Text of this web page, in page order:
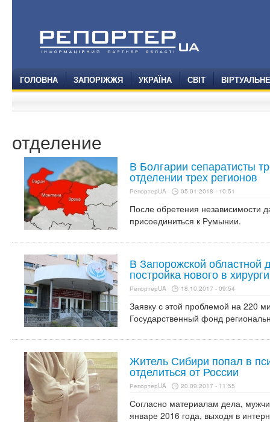
ГОЛОВНА ЗАПОРІЖЖЯ УКРАЇНА СВІТ
отделение
В Болгарии сепаратисты
отделении трех регионов
РепортерUA 05.01.2018 - 10:51
После обретения независимости
присоединиться к Румынии.
В Запорожской областной
постройка нового в
РепортерUA 18.10.2017 - 09:54
Заявку с этой проблемой на 220
Государственный фонд
Житель Сибири попал в
отделиться от России
РепортерUA 20.09.2017 - 11:55
Согласно материалам дела,
январе 2016 года, выходя в